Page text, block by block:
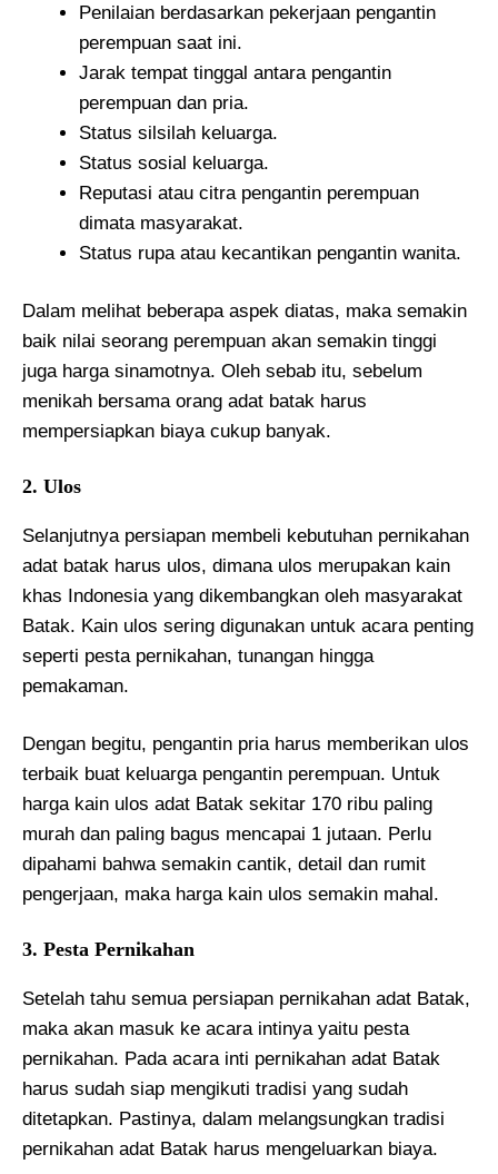
Penilaian berdasarkan pekerjaan pengantin
perempuan saat ini.
Jarak tempat tinggal antara pengantin
perempuan dan pria.
Status silsilah keluarga.
Status sosial keluarga.
Reputasi atau citra pengantin perempuan
dimata masyarakat.
Status rupa atau kecantikan pengantin wanita.
Dalam melihat beberapa aspek diatas, maka semakin
baik nilai seorang perempuan akan semakin tinggi
juga harga sinamotnya. Oleh sebab itu, sebelum
menikah bersama orang adat batak harus
mempersiapkan biaya cukup banyak.
2. Ulos
Selanjutnya persiapan membeli kebutuhan pernikahan
adat batak harus ulos, dimana ulos merupakan kain
khas Indonesia yang dikembangkan oleh masyarakat
Batak. Kain ulos sering digunakan untuk acara penting
seperti pesta pernikahan, tunangan hingga
pemakaman.
Dengan begitu, pengantin pria harus memberikan ulos
terbaik buat keluarga pengantin perempuan. Untuk
harga kain ulos adat Batak sekitar 170 ribu paling
murah dan paling bagus mencapai 1 jutaan. Perlu
dipahami bahwa semakin cantik, detail dan rumit
pengerjaan, maka harga kain ulos semakin mahal.
3. Pesta Pernikahan
Setelah tahu semua persiapan pernikahan adat Batak,
maka akan masuk ke acara intinya yaitu pesta
pernikahan. Pada acara inti pernikahan adat Batak
harus sudah siap mengikuti tradisi yang sudah
ditetapkan. Pastinya, dalam melangsungkan tradisi
pernikahan adat Batak harus mengeluarkan biaya.